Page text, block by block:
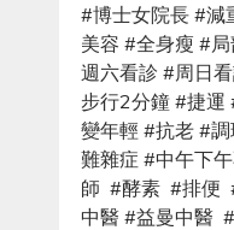
#博士女院長 #減
美容 #全身瘦 #
週六看診 #周日
步行2分鐘 #捷運
變年輕 #抗老 #調
難雜症 #中午下
師 #酵素 #排便
中醫 #益曼中醫 #